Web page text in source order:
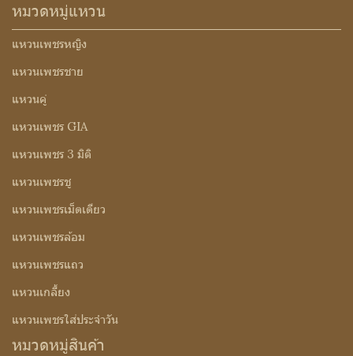
หมวดหมู่แหวน
แหวนเพชรหญิง
แหวนเพชรชาย
แหวนคู่
แหวนเพชร GIA
แหวนเพชร 3 มิติ
แหวนเพชรชู
แหวนเพชรเม็ดเดียว
แหวนเพชรล้อม
แหวนเพชรแถว
แหวนเกลี้ยง
แหวนเพชรใส่ประจำวัน
หมวดหมู่สินค้า